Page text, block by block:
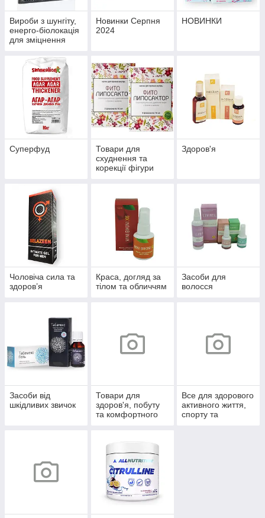
Вироби з шунгіту,
енерго-біолокація
для зміцнення
профілактики
хвороб
Новинки Серпня
2024
НОВИНКИ
Суперфуд
Товари для
схуднення та
корекції фігури
Здоров'я
Чоловіча сила та
здоров’я
Краса, догляд за
тілом та обличчям
Засоби для
волосся
Засоби від
шкідливих звичок
Товари для
здоров'я, побуту
та комфортного
Все для здорового
активного життя,
спорту та